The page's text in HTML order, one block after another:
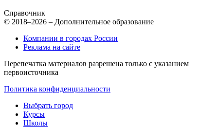
Справочник
© 2018–2026 – Дополнительное образование
Компании в городах России
Реклама на сайте
Перепечатка материалов разрешена только с указанием
первоисточника
Политика конфиденциальности
Выбрать город
Курсы
Школы